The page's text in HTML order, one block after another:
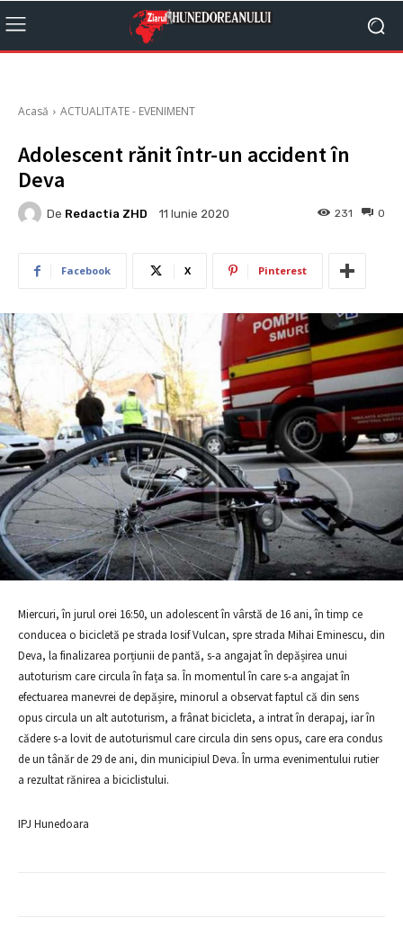
Acasă ACTUALITATE - EVENIMENT
Adolescent rănit într-un accident în
Deva
De Redactia ZHD 11 Iunie 2020 0
231
Facebook X Pinterest
Miercuri, în jurul orei 16:50, un adolescent în vârstă de 16 ani, în timp ce
conducea o bicicletă pe strada Iosif Vulcan, spre strada Mihai Eminescu, din
Deva, la finalizarea porțiunii de pantă, s-a angajat în depășirea unui
autoturism care circula în fața sa. În momentul în care s-a angajat în
efectuarea manevrei de depășire, minorul a observat faptul că din sens
opus circula un alt autoturism, a frânat bicicleta, a intrat în derapaj, iar în
cădere s-a lovit de autoturismul care circula din sens opus, care era condus
de un tânăr de 29 de ani, din municipiul Deva. În urma evenimentului rutier
a rezultat rănirea a biciclistului.
IPJ Hunedoara